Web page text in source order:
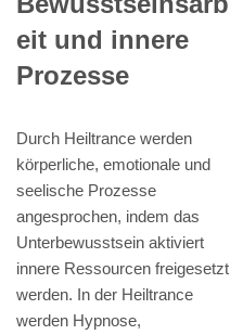
eit und innere
Prozesse
Durch Heiltrance werden
körperliche, emotionale und
seelische Prozesse
angesprochen, indem das
Unterbewusstsein aktiviert
innere Ressourcen freigesetzt
werden. In der Heiltrance
werden Hypnose,